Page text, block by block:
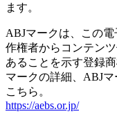
ます。
ABJマークは、この
作権者からコンテン
あることを示す登録
マークの詳細、ABJ
こちら。
https://aebs.or.jp/